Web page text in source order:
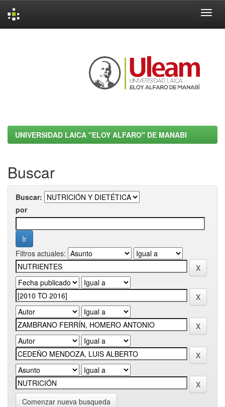
UNIVERSIDAD LAICA "ELOY ALFARO" DE MANABI
Buscar
Buscar:
por
Filtros actuales:
Comenzar nueva busqueda